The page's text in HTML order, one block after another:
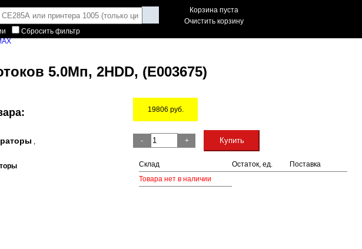
Сбросить фильтр
Корзина пуста
Очистить корзину
5.0Мп, 2HDD, (E003675)
,
19806 руб.
-
+ Купить
Склад Остаток, ед.
Поставка
Товара нет в наличии